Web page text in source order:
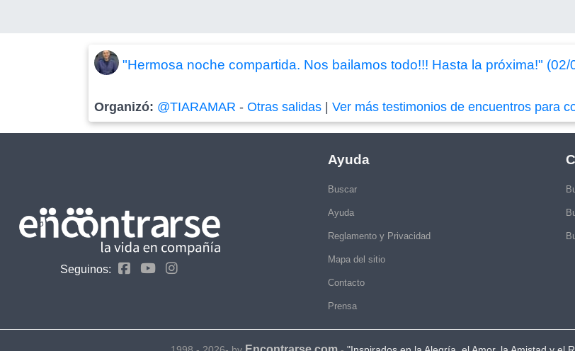
"Hermosa noche compartida. Nos bailamos todo!!! Hasta la próxima!" (02/
Organizó: @TIARAMAR -Otras salidas |Ver más testimonios de encuentros para
Seguinos:
Ayuda
Buscar
Ayuda
Reglamento y Privacidad
Mapa del sitio
Contacto
Prensa